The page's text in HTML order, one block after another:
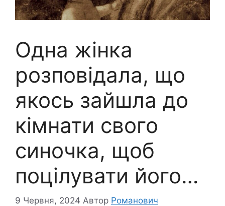
Одна жінка
розповідала, що
якось зайшла до
кімнати свого
синочка, щоб
поцілувати його…
9 Червня, 2024 Автор Романович